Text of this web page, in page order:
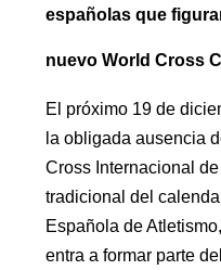
españolas que
nuevo World Cross
El próximo 19 de
la obligada ausencia
Cross Internacional
tradicional del
Española de
entra a formar parte